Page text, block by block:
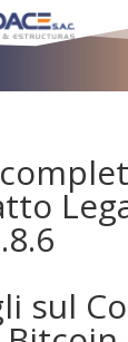
sul